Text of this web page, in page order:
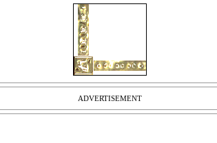
ADVERTISEMENT